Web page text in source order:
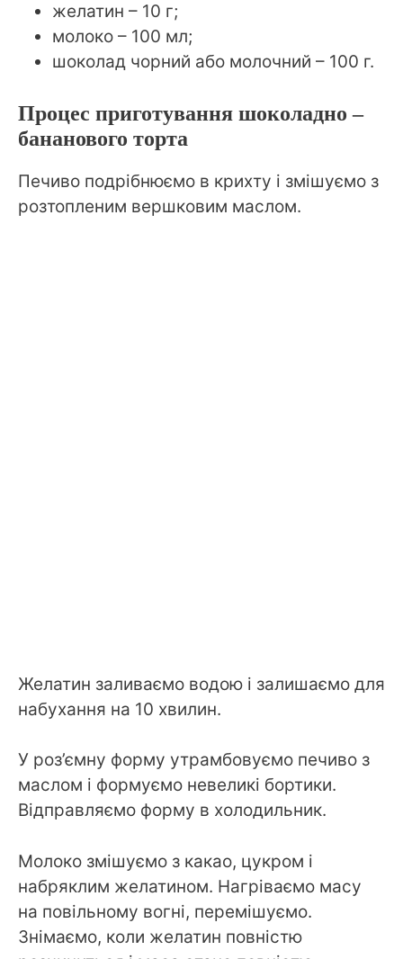
желатин – 10 г;
молоко – 100 мл;
шоколад чорний або молочний – 100 г.
Процес приготування шоколадно –
бананового торта
Печиво подрібнюємо в крихту і змішуємо з
розтопленим вершковим маслом.
Желатин заливаємо водою і залишаємо для
набухання на 10 хвилин.
У роз’ємну форму утрамбовуємо печиво з
маслом і формуємо невеликі бортики.
Відправляємо форму в холодильник.
Молоко змішуємо з какао, цукром і
набряклим желатином. Нагріваємо масу
на повільному вогні, перемішуємо.
Знімаємо, коли желатин повністю